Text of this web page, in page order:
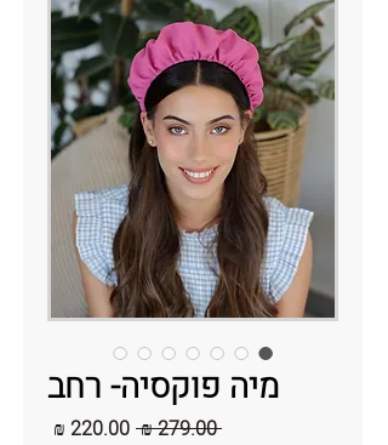
מיה פוקסיה- רחב
‏279.00 ‏₪
מחיר